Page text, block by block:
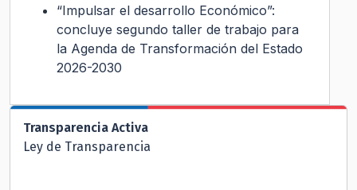
“Impulsar el desarrollo Económico”:
concluye segundo taller de trabajo para
la Agenda de Transformación del Estado
2026-2030
Transparencia Activa
Ley de Transparencia